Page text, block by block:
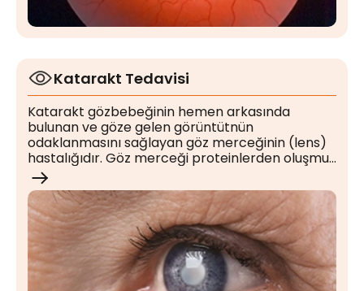
Katarakt Tedavisi
Katarakt gözbebeğinin hemen arkasında
bulunan ve göze gelen görüntütnün
odaklanmasını sağlayan göz merceğinin (lens)
hastalığıdır. Göz merceği proteinlerden oluşmuş
şeffaf bir yapıdır.